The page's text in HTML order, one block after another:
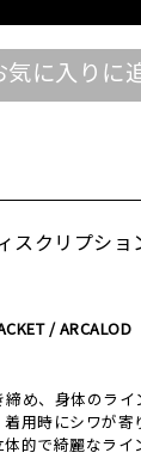
気に入りに
スクリプショ
/ ARCALOD
め、身体のラ
用時にシワが
的で綺麗なライ